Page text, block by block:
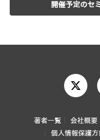
開催予定のセ
著者一覧 会社概要
個人情報保護方